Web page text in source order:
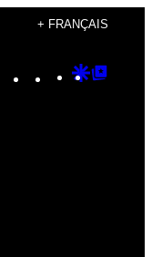
+ FRANÇAIS
Instagram
TikTok
YouTube
Google